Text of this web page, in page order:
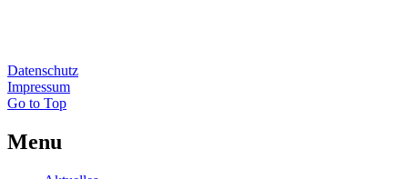
Datenschutz
Impressum
Go to Top
Menu